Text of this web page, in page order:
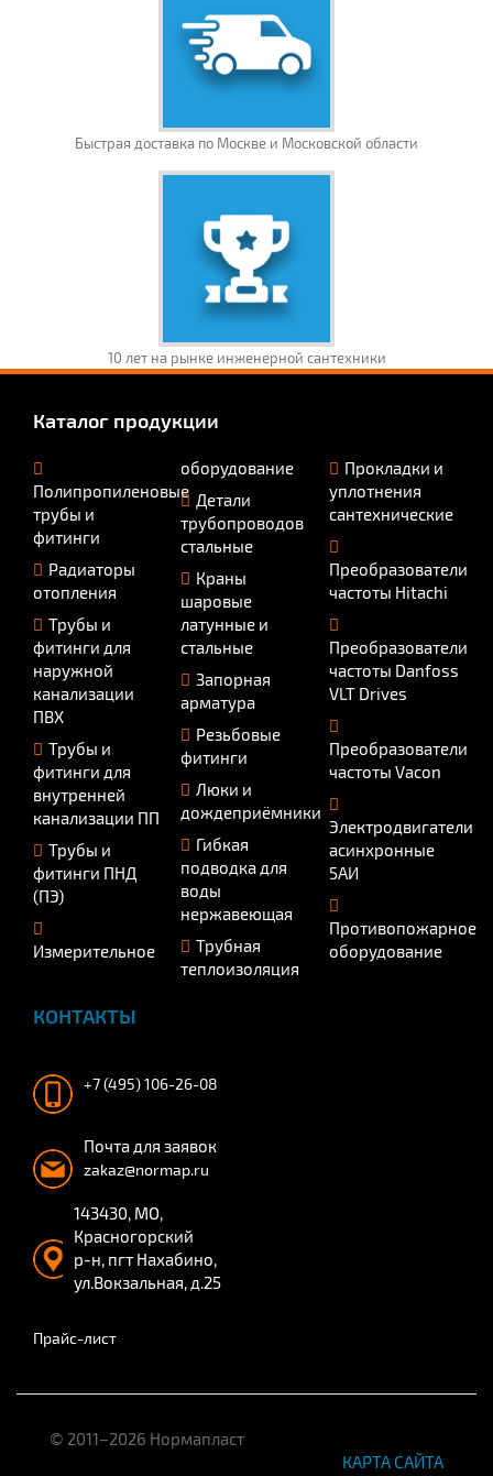
Быстрая доставка по Москве и Московской области
10 лет на рынке инженерной сантехники
Каталог продукции
Полипропиленовые
трубы и
фитинги
Радиаторы
отопления
Трубы и
фитинги для
наружной
канализации
ПВХ
Трубы и
фитинги для
внутренней
канализации ПП
Трубы и
фитинги ПНД
(ПЭ)
Измерительное
оборудование
Детали
трубопроводов
стальные
Краны
шаровые
латунные и
стальные
Запорная
арматура
Резьбовые
фитинги
Люки и
дождеприёмники
Гибкая
подводка для
воды
нержавеющая
Трубная
теплоизоляция
Прокладки и
уплотнения
сантехнические
Преобразователи
частоты Hitachi
Преобразователи
частоты Danfoss
VLT Drives
Преобразователи
частоты Vacon
Электродвигатели
асинхронные
5АИ
Противопожарное
оборудование
КОНТАКТЫ
+7 (495) 106-26-08
Почта для заявок
zakaz@normap.ru
143430, МО,
Красногорский
р-н, пгт Нахабино,
ул.Вокзальная, д.25
Прайс-лист
© 2011–2026 Нормапласт
КАРТА САЙТА